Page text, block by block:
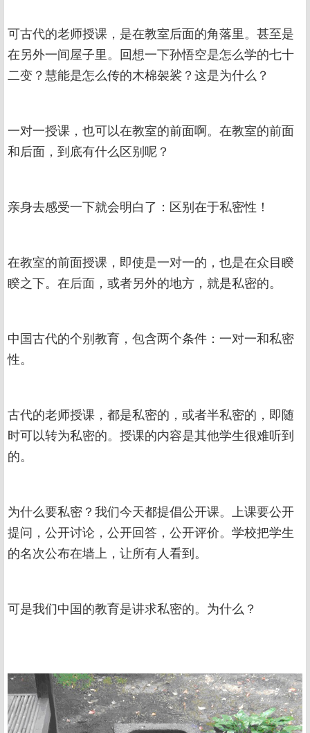
可古代的老师授课，是在教室后面的角落里。甚至是
在另外一间屋子里。回想一下孙悟空是怎么学的七十
二变？慧能是怎么传的木棉袈裟？这是为什么？
一对一授课，也可以在教室的前面啊。在教室的前面
和后面，到底有什么区别呢？
亲身去感受一下就会明白了：区别在于私密性！
在教室的前面授课，即使是一对一的，也是在众目睽
睽之下。在后面，或者另外的地方，就是私密的。
中国古代的个别教育，包含两个条件：一对一和私密
性。
古代的老师授课，都是私密的，或者半私密的，即随
时可以转为私密的。授课的内容是其他学生很难听到
的。
为什么要私密？我们今天都提倡公开课。上课要公开
提问，公开讨论，公开回答，公开评价。学校把学生
的名次公布在墙上，让所有人看到。
可是我们中国的教育是讲求私密的。为什么？